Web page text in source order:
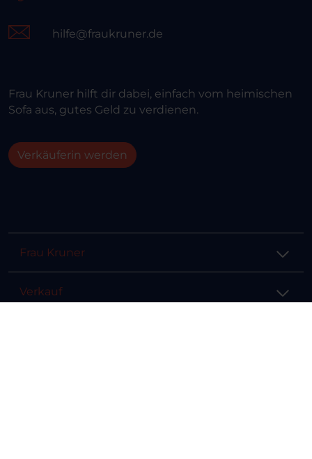
hilfe@fraukruner.de
Frau Kruner hilft dir dabei, einfach vom heimischen
Sofa aus, gutes Geld zu verdienen.
Verkäuferin werden
Frau Kruner
Verkauf